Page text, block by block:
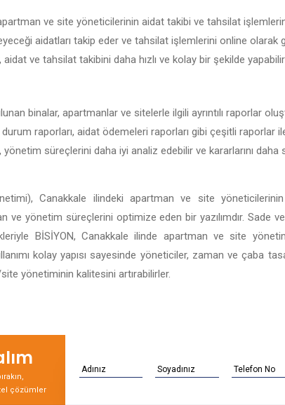
ve site yöneticilerinin aidat takibi ve tahsilat
aidatları takip eder ve tahsilat işlemlerini online olarak
ve tahsilat takibini daha hızlı ve kolay bir şekilde
binalar, apartmanlar ve sitelerle ilgili ayrıntılı raporlar
raporları, aidat ödemeleri raporları gibi çeşitli raporlar
süreçlerini daha iyi analiz edebilir ve kararlarını daha
Canakkale ilindeki apartman ve site yöneticilerinin
ve yönetim süreçlerini optimize eden bir yazılımdır. Sade
BİSİYON, Canakkale ilinde apartman ve site
kolay yapısı sayesinde yöneticiler, zaman ve çaba
yönetiminin kalitesini artırabilirler.
çözümler